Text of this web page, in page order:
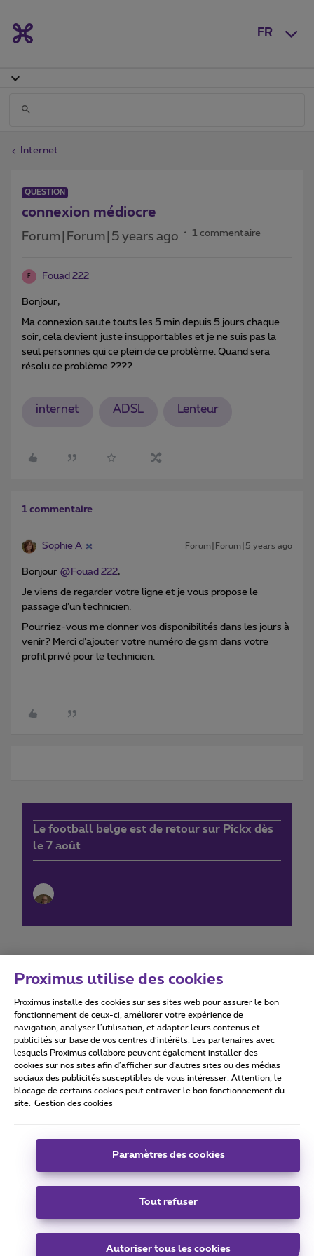
FR
Internet
QUESTION
connexion médiocre
Forum|Forum|5 years ago 1 commentaire
F Fouad 222
Bonjour,
Ma connexion saute touts les 5 min depuis 5 jours chaque
soir, cela devient juste insupportables et je ne suis pas la
seul personnes qui ce plein de ce problème. Quand sera
résolu ce problème ????
internet ADSL Lenteur
1 commentaire
Sophie A Forum|Forum|5 years ago
Bonjour @Fouad 222,
Je viens de regarder votre ligne et je vous propose le
passage d’un technicien.
Pourriez-vous me donner vos disponibilités dans les jours à
venir? Merci d’ajouter votre numéro de gsm dans votre
profil privé pour le technicien.
Le football belge est de retour sur Pickx dès
le 7 août
Conditions d'utilisation Accessibility statement
Tous droits réservés. © 2026 Proximus
Conditions générales, info consommateur
Coordonnées de l’entreprise
Boulevard du Roi Albert II 27 - B-1030 Bruxelles.
Carrier & Wholesale Solutions
|Telindus
Proximus utilise des cookies
Proximus installe des cookies sur ses sites web pour assurer le bon
fonctionnement de ceux-ci, améliorer votre expérience de
navigation, analyser l’utilisation, et adapter leurs contenus et
publicités sur base de vos centres d’intérêts. Les partenaires avec
lesquels Proximus collabore peuvent également installer des
cookies sur nos sites afin d’afficher sur d'autres sites ou des médias
sociaux des publicités susceptibles de vous intéresser. Attention, le
blocage de certains cookies peut entraver le bon fonctionnement du
site.
Gestion des cookies
Paramètres des cookies
Tout refuser
Autoriser tous les cookies